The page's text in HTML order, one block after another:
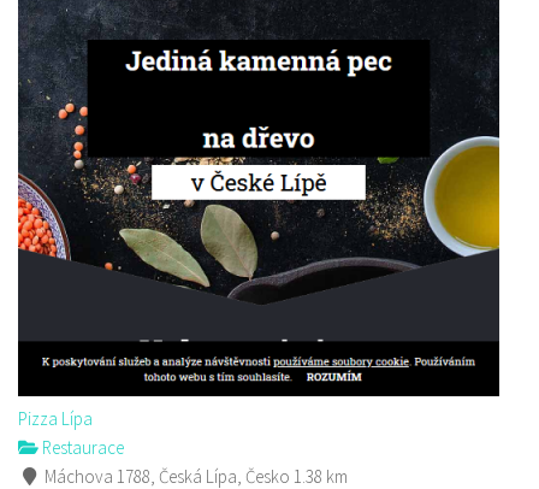
Pizza Lípa
Restaurace
Máchova 1788, Česká Lípa, Česko 1.38 km